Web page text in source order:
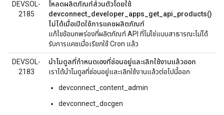
DEVSOL-
2185
โหลดผลิตภัณฑ์ส่วนตัวโดยใช้
devconnect_developer_apps_get_api_products()
ไม่ได้เมื่อเปิดใช้การแคชผลิตภัณฑ์
แก้ไขข้อบกพร่องที่ผลิตภัณฑ์ API ที่ไม่ใช่แบบสาธารณะไม่ได้
รับการแคชเมื่อเรียกใช้ Cron แล้ว
DEVSOL-
2183
นำโมดูลที่กำหนดเองที่ซ่อนอยู่และเลิกใช้งานแล้วออก
เราได้นำโมดูลที่ซ่อนอยู่และเลิกใช้งานแล้วต่อไปนี้ออก
devconnect_content_admin
devconnect_docgen